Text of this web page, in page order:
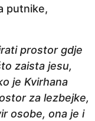
putnike,
prostor gdje
zaista jesu,
je Kvirhana
za lezbejke,
osobe, ona je i